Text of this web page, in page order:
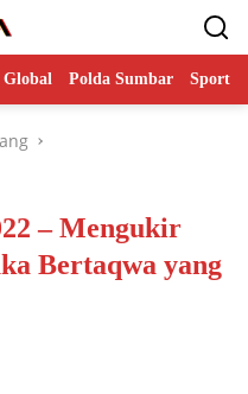
Global Polda Sumbar Sports
– Mengukir
Bertaqwa yang